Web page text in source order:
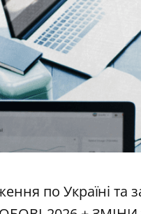
по Україні та